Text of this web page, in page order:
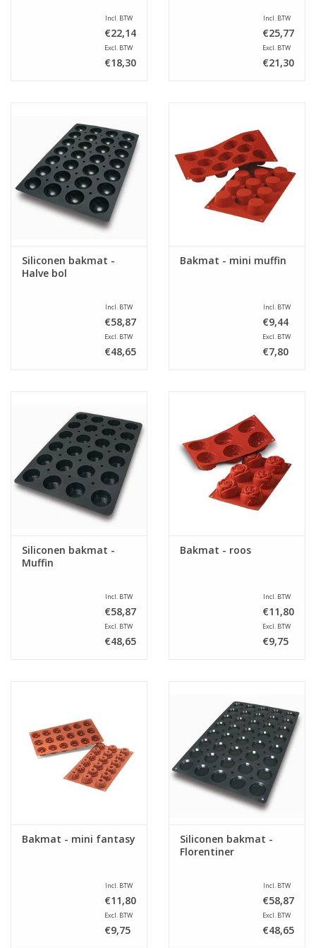
Incl. BTW
€22,14
Excl. BTW
€18,30
Incl. BTW
€25,77
Excl. BTW
€21,30
Siliconen bakmat -
Halve bol
Incl. BTW
€58,87
Excl. BTW
€48,65
Bakmat - mini muffin
Incl. BTW
€9,44
Excl. BTW
€7,80
Siliconen bakmat -
Muffin
Incl. BTW
€58,87
Excl. BTW
€48,65
Bakmat - roos
Incl. BTW
€11,80
Excl. BTW
€9,75
Bakmat - mini fantasy
Incl. BTW
€11,80
Excl. BTW
€9,75
Siliconen bakmat -
Florentiner
Incl. BTW
€58,87
Excl. BTW
€48,65